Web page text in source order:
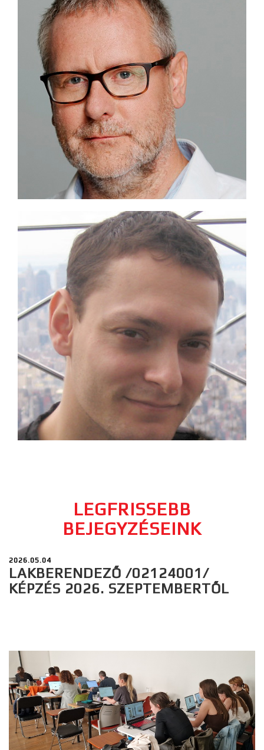
LEGFRISSEBB
BEJEGYZÉSEINK
2026.05.04
LAKBERENDEZŐ /02124001/
KÉPZÉS 2026. SZEPTEMBERTŐL